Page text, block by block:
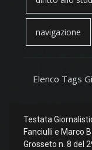
navigazione
Elenco Tags
Testata
Fanciulli e Marco
Grosseto n. 8 del